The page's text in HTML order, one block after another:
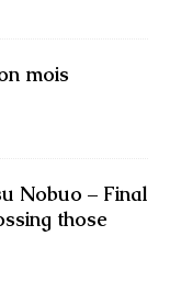
mois
Nobuo – Final
those